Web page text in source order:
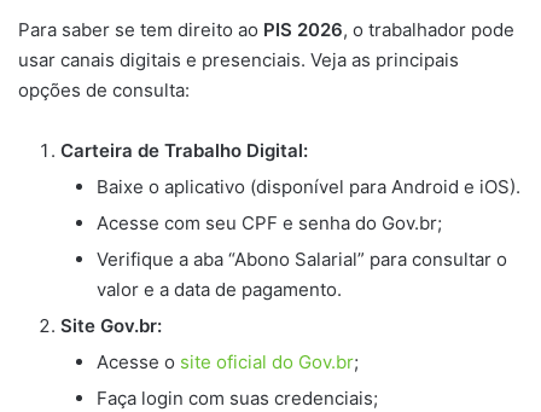
Para saber se tem direito ao PIS 2026, o trabalhador pode
usar canais digitais e presenciais. Veja as principais
opções de consulta:
Carteira de Trabalho Digital:
Baixe o aplicativo (disponível para Android e iOS).
Acesse com seu CPF e senha do Gov.br;
Verifique a aba “Abono Salarial” para consultar o
valor e a data de pagamento.
Site Gov.br:
Acesse o site oficial do Gov.br;
Faça login com suas credenciais;